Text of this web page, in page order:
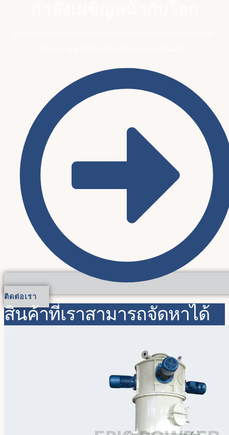
ติดต่อเรา
สินค้าที่เราสามารถจัดหาได้